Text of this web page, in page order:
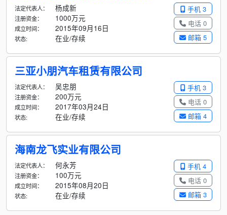
手机 3
电话 0
邮箱 5
法定代表人： 杨成新
注册资金： 1000万元
成立时间： 2015年09月16日
状态: 在业/存续
三亚小朋汽车租赁有限公司
手机 3
电话 0
邮箱 4
法定代表人： 吴忠朋
注册资金： 200万元
成立时间： 2017年03月24日
状态: 在业/存续
海南龙飞实业有限公司
手机 4
电话 0
邮箱 3
法定代表人： 何永芳
注册资金： 100万元
成立时间： 2015年08月20日
状态: 在业/存续